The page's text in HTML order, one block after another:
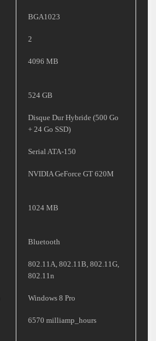
BGA1023
2
4096 MB
524 GB
Disque Dur Hybride (500 Go
+ 24 Go SSD)
Serial ATA-150
NVIDIA GeForce GT 620M
1024 MB
Bluetooth
802.11A, 802.11B, 802.11G,
802.11n
Windows 8 Pro
6570 milliamp_hours